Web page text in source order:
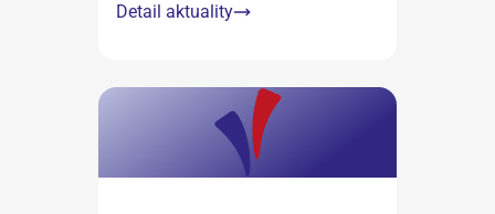
Detail aktuality